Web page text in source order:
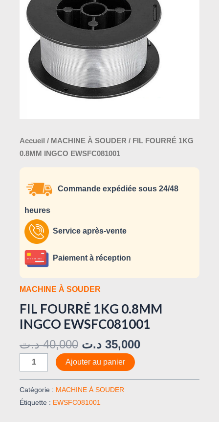
Accueil / MACHINE À SOUDER / FIL FOURRÉ 1KG
0.8MM INGCO EWSFC081001
Commande expédiée sous 24/48
heures
Service après-vente
Paiement à réception
MACHINE À SOUDER
FIL FOURRÉ 1KG 0.8MM
INGCO EWSFC081001
40,000 د.ت 35,000 د.ت
0.8MM
INGCO
EWSFC081001
Ajouter au panier
Catégorie : MACHINE À SOUDER
Étiquette : EWSFC081001